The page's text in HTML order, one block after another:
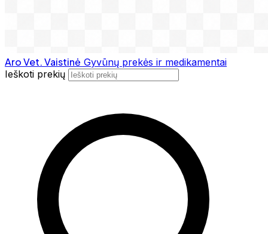
Aro Vet. Vaistinė Gyvūnų prekės ir medikamentai
Ieškoti prekių